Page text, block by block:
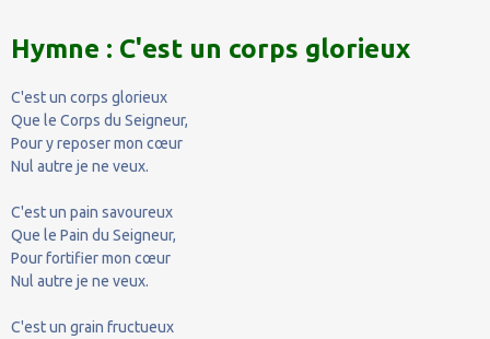
Hymne : C'est un corps glorieux
C'est un corps glorieux
Que le Corps du Seigneur,
Pour y reposer mon cœur
Nul autre je ne veux.
C'est un pain savoureux
Que le Pain du Seigneur,
Pour fortifier mon cœur
Nul autre je ne veux.
C'est un grain fructueux